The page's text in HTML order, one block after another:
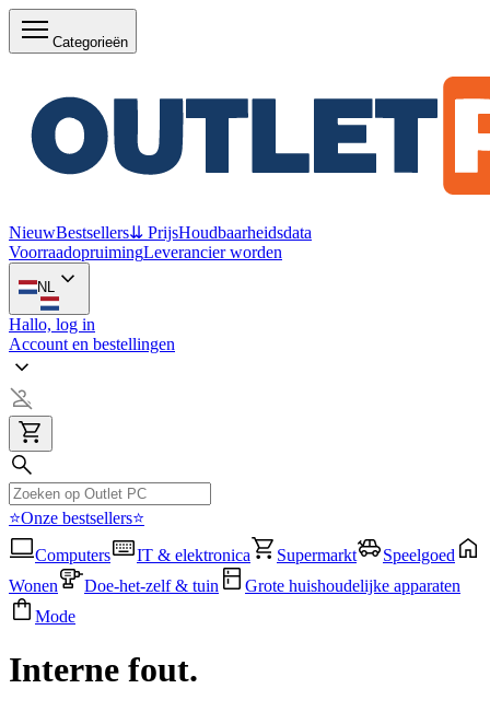
Categorieën
NieuwBestsellers⇊ PrijsHoudbaarheidsdata
VoorraadopruimingLeverancier worden
NL
Hallo, log in
Account en bestellingen
⭐Onze bestsellers⭐
Computers
IT & elektronica Supermarkt
Speelgoed
Wonen
Doe-het-zelf & tuin
Grote huishoudelijke apparaten
Mode
Interne fout.